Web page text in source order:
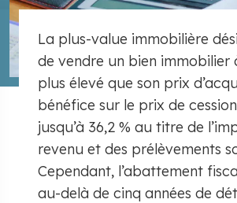
La plus-value immobilière
de vendre un bien immobilier
plus élevé que son prix
bénéfice sur le prix de
jusqu’à 36,2 % au titre de
revenu et des prélèvements
Cependant, l’abattement
au-delà de cinq années de